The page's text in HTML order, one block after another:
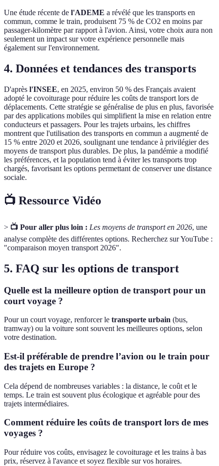
Une étude récente de l'ADEME a révélé que les transports en
commun, comme le train, produisent 75 % de CO2 en moins par
passager-kilomètre par rapport à l'avion. Ainsi, votre choix aura non
seulement un impact sur votre expérience personnelle mais
également sur l'environnement.
4. Données et tendances des transports
D'après l'INSEE, en 2025, environ 50 % des Français avaient
adopté le covoiturage pour réduire les coûts de transport lors de
déplacements. Cette stratégie se généralise de plus en plus, favorisée
par des applications mobiles qui simplifient la mise en relation entre
conducteurs et passagers. Pour les trajets urbains, les chiffres
montrent que l'utilisation des transports en commun a augmenté de
15 % entre 2020 et 2026, soulignant une tendance à privilégier des
moyens de transport plus durables. De plus, la pandémie a modifié
les préférences, et la population tend à éviter les transports trop
chargés, favorisant les options permettant de conserver une distance
sociale.
📺 Ressource Vidéo
> 📺 Pour aller plus loin : Les moyens de transport en 2026, une
analyse complète des différentes options. Recherchez sur YouTube :
"comparaison moyen transport 2026".
5. FAQ sur les options de transport
Quelle est la meilleure option de transport pour un
court voyage ?
Pour un court voyage, renforcer le transporte urbain (bus,
tramway) ou la voiture sont souvent les meilleures options, selon
votre destination.
Est-il préférable de prendre l’avion ou le train pour
des trajets en Europe ?
Cela dépend de nombreuses variables : la distance, le coût et le
temps. Le train est souvent plus écologique et agréable pour des
trajets intermédiaires.
Comment réduire les coûts de transport lors de mes
voyages ?
Pour réduire vos coûts, envisagez le covoiturage et les trains à bas
prix, réservez à l'avance et soyez flexible sur vos horaires.